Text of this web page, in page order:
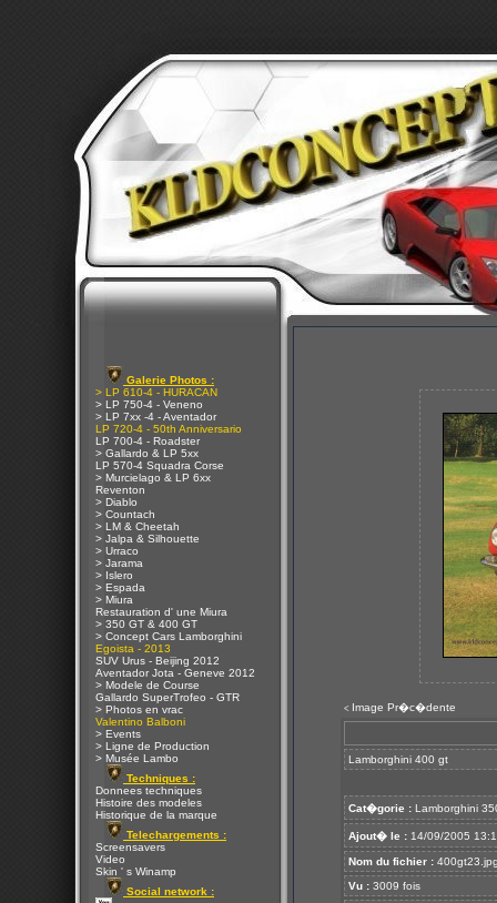
Galerie Photos :
> LP 610-4 - HURACAN
> LP 750-4 - Veneno
> LP 7xx -4 - Aventador
LP 720-4 - 50th Anniversario
LP 700-4 - Roadster
> Gallardo & LP 5xx
LP 570-4 Squadra Corse
> Murcielago & LP 6xx
Reventon
> Diablo
> Countach
> LM & Cheetah
> Jalpa & Silhouette
> Urraco
> Jarama
> Islero
> Espada
> Miura
Restauration d' une Miura
> 350 GT & 400 GT
> Concept Cars Lamborghini
Egoista - 2013
SUV Urus - Beijing 2012
Aventador Jota - Geneve 2012
> Modele de Course
Gallardo SuperTrofeo - GTR
> Photos en vrac
Valentino Balboni
> Events
> Ligne de Production
> Musée Lambo
Techniques :
Donnees techniques
Histoire des modeles
Historique de la marque
Telechargements :
Screensavers
Video
Skin ' s Winamp
Social network :
< Image Pr�c�dente
Lamborghini 400 gt
Cat�gorie : Lamborghini
Ajout� le : 14/09/2005
Nom du fichier :
Vu : 3009 fois